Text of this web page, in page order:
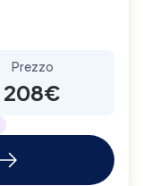
Prezzo
208€